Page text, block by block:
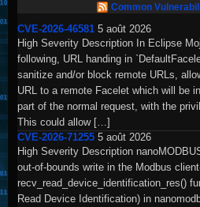
Common
CVE-2026-46581 5 août 2026
High Severity Description In Eclipse
following, URL handing in
sanitize and/or block remote URLs,
URL to a remote Facelet which will be
part of the normal request, with the
This could allow […]
CVE-2026-71255 5 août 2026
High Severity Description
out-of-bounds write in the Modbus
recv_read_device_identification_res()
Read Device Identification) in